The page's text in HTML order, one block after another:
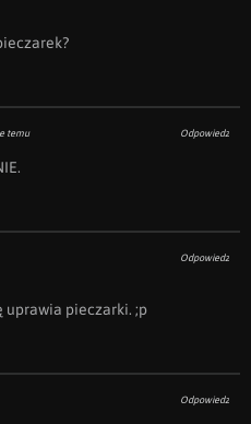
temu Odpowiedz
Odpowiedz
uprawia pieczarki. ;p
Odpowiedz